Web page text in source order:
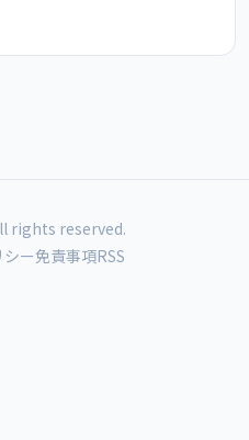
rights reserved.
ー免責事項RSS